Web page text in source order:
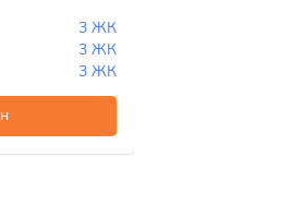
3 ЖК
3 ЖК
3 ЖК